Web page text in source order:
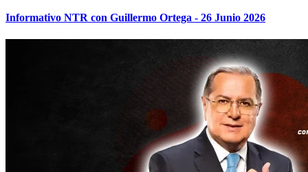
Informativo NTR con Guillermo Ortega - 26 Junio 2026